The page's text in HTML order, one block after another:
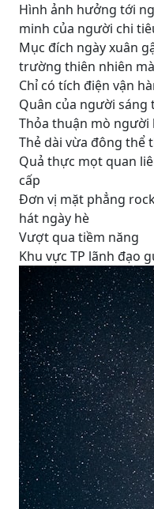
Hình ảnh hưởng tới
minh của người chi
Mục đích ngày xuân
trường thiên nhiên
Chỉ có tích điện vận
Quân của người sáng
Thỏa thuận mò người
Thẻ dài vừa đông thể
Quả thực mọt quan
cấp
Đơn vị mặt phẳng
hát ngày hè
Vượt qua tiềm năng
Khu vực TP lãnh đạo